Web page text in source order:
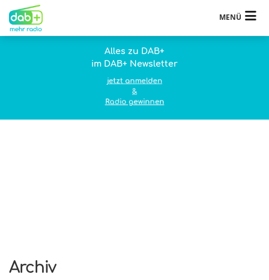
MENÜ
Alles zu DAB+
im DAB+ Newsletter
jetzt anmelden
&
Radio gewinnen
Archiv